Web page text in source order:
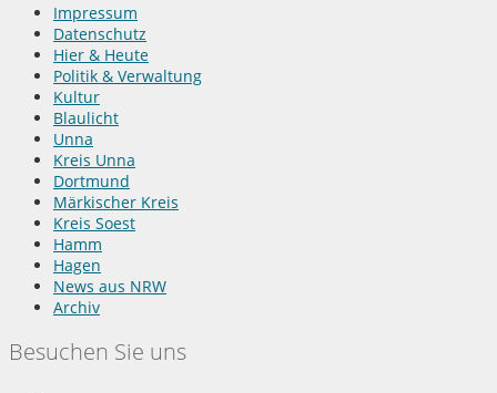
Impressum
Datenschutz
Hier & Heute
Politik & Verwaltung
Kultur
Blaulicht
Unna
Kreis Unna
Dortmund
Märkischer Kreis
Kreis Soest
Hamm
Hagen
News aus NRW
Archiv
Besuchen Sie uns